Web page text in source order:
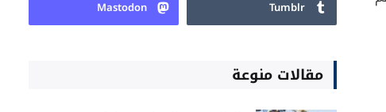
Tumblr
Mastodon
مقالات منوعة